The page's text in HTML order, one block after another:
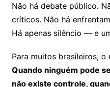
Não há debate público.
críticos. Não há
Há apenas silêncio — e
Para muitos brasileiros,
Quando ninguém pode
não existe controle,